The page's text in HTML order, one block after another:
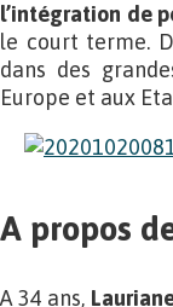
l’intégration de
le court terme.
dans des
Europe et aux
A propos
A 34 ans,